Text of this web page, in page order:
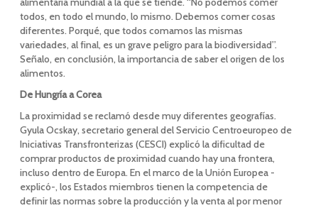
todos, en todo el mundo, lo mismo. Debemos comer cosas
diferentes. Porqué, que todos comamos las mismas
variedades, al final, es un grave peligro para la biodiversidad”.
Señalo, en conclusión, la importancia de saber el origen de los
alimentos.
De Hungría a Corea
La proximidad se reclamó desde muy diferentes geografías.
Gyula Ocskay, secretario general del Servicio Centroeuropeo de
Iniciativas Transfronterizas (CESCI) explicó la dificultad de
comprar productos de proximidad cuando hay una frontera,
incluso dentro de Europa. En el marco de la Unión Europea -
explicó-, los Estados miembros tienen la competencia de
definir las normas sobre la producción y la venta al por menor